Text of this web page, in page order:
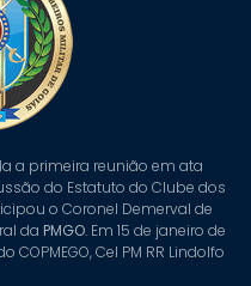
a primeira reunião em ata
do Estatuto do Clube dos
o Coronel Demerval de
da PMGO. Em 15 de janeiro de
Cel PM RR Lindolfo